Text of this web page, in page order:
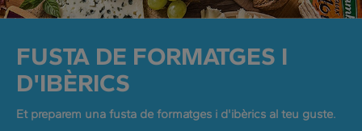
FUSTA DE FORMATGES I
D'IBÈRICS
Et preparem una fusta de formatges i d'ibèrics al teu guste.